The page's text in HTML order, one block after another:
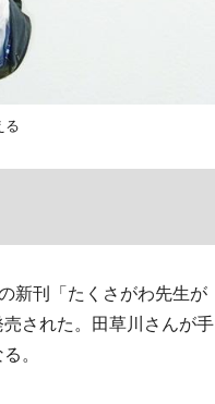
る
新刊「たくさがわ先生が
された。田草川さんが手
。